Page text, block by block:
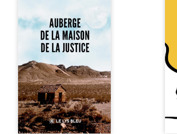
parcours exemplaire de Mbala
Zi Nkuaku Lema Félix.
Magistrat intègre, fervent
défenseur des droits humains
et de l’indépendance
judiciaire, il voit sa carrière de
trente-quatre ans brutalement
brisée par une révocation
arbitraire en 2009, plongeant
sa vie dans un chaos matériel
et moral. À ...
le